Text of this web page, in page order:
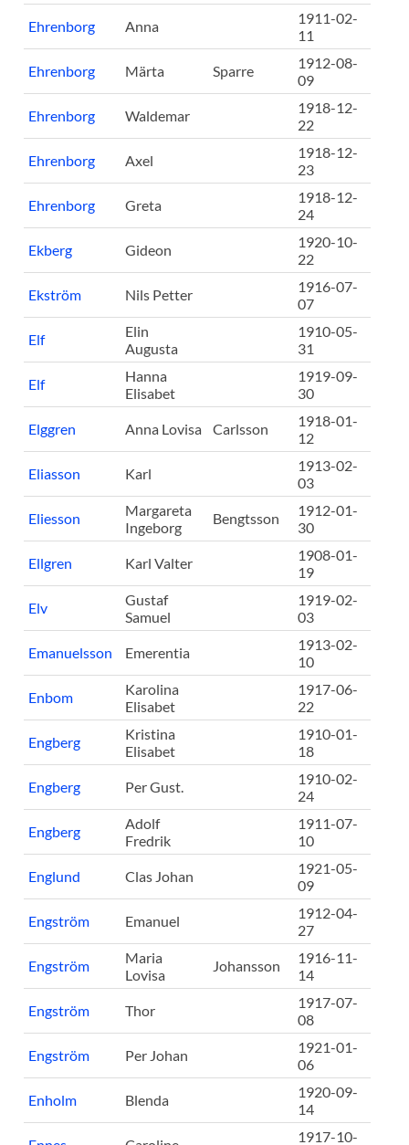
Ehrenborg Anna
1911-02-
11
Ehrenborg Märta Sparre
1912-08-
09
Ehrenborg Waldemar
1918-12-
22
Ehrenborg Axel
1918-12-
23
Ehrenborg Greta
1918-12-
24
Ekberg Gideon
1920-10-
22
Ekström Nils Petter
1916-07-
07
Elf
Elin
Augusta
1910-05-
31
Elf
Hanna
Elisabet
1919-09-
30
Elggren Anna Lovisa Carlsson
1918-01-
12
Eliasson Karl
1913-02-
03
Eliesson
Margareta
Ingeborg
Bengtsson
1912-01-
30
Ellgren Karl Valter
1908-01-
19
Elv
Gustaf
Samuel
1919-02-
03
Emanuelsson Emerentia
1913-02-
10
Enbom
Karolina
Elisabet
1917-06-
22
Engberg
Kristina
Elisabet
1910-01-
18
Engberg Per Gust.
1910-02-
24
Engberg
Adolf
Fredrik
1911-07-
10
Englund Clas Johan
1921-05-
09
Engström Emanuel
1912-04-
27
Engström
Maria
Lovisa
Johansson
1916-11-
14
Engström Thor
1917-07-
08
Engström Per Johan
1921-01-
06
Enholm Blenda
1920-09-
14
1917-10-